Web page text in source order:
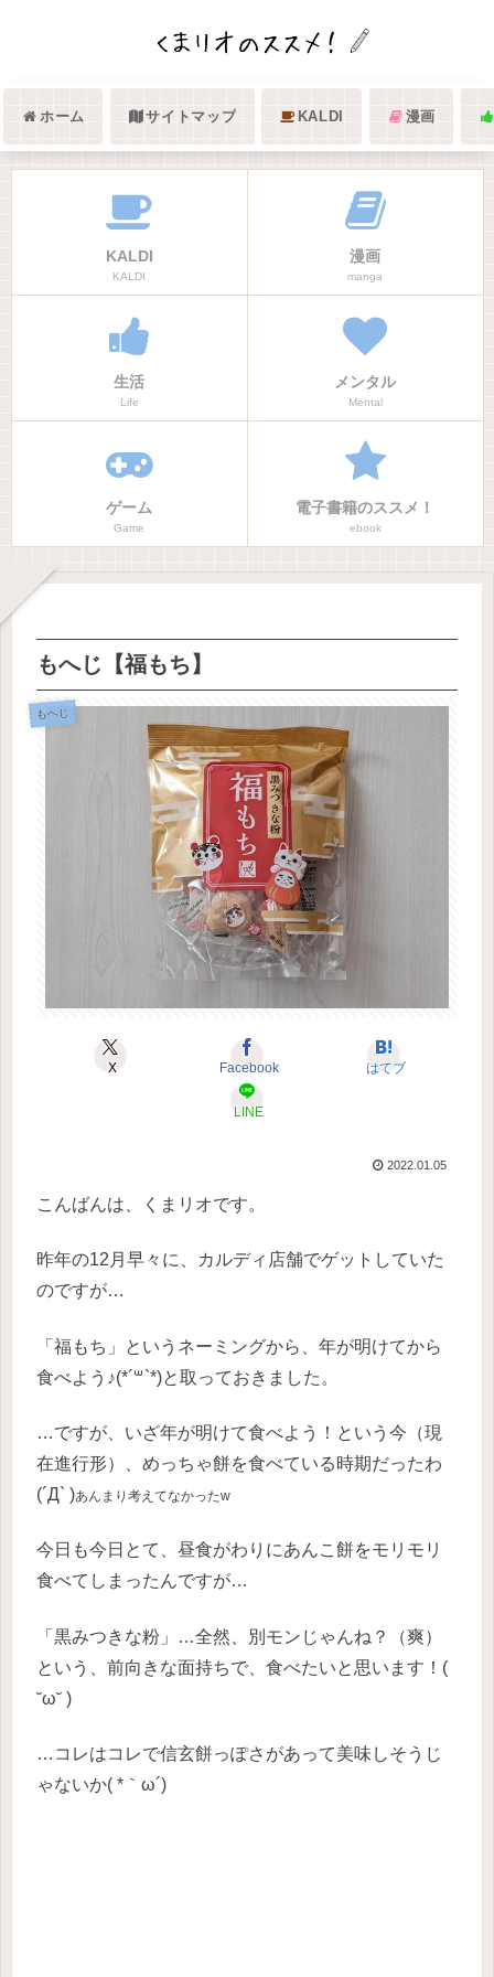
ホーム サイトマップ KALDI 漫画
KALDI
KALDI
漫画
manga
生活
Life
メンタル
Mental
ゲーム
Game
電子書籍のススメ！
ebook
もへじ【福もち】
もへじ
X Facebook はてブ
LINE
2022.01.05
こんばんは、くまリオです。
昨年の12月早々に、カルディ店舗でゲットしていた
のですが…
「福もち」というネーミングから、年が明けてから
食べよう♪(*´꒳`*)と取っておきました。
…ですが、いざ年が明けて食べよう！という今（現
在進行形）、めっちゃ餅を食べている時期だったわ
(´Д` )あんまり考えてなかったw
今日も今日とて、昼食がわりにあんこ餅をモリモリ
食べてしまったんですが…
「黒みつきな粉」…全然、別モンじゃんね？（爽）
という、前向きな面持ちで、食べたいと思います！(
˘ω˘ )
…コレはコレで信玄餅っぽさがあって美味しそうじ
ゃないか( *｀ω´)